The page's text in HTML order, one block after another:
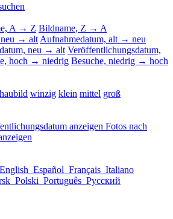
A → Z Bildname, Z → A
neu → alt Aufnahmedatum, alt → neu
neu → alt Veröffentlichungsdatum,
hoch → niedrig Besuche, niedrig → hoch
winzig klein mittel groß
anzeigen Fotos nach
English Español Français Italiano
Polski Português Русский